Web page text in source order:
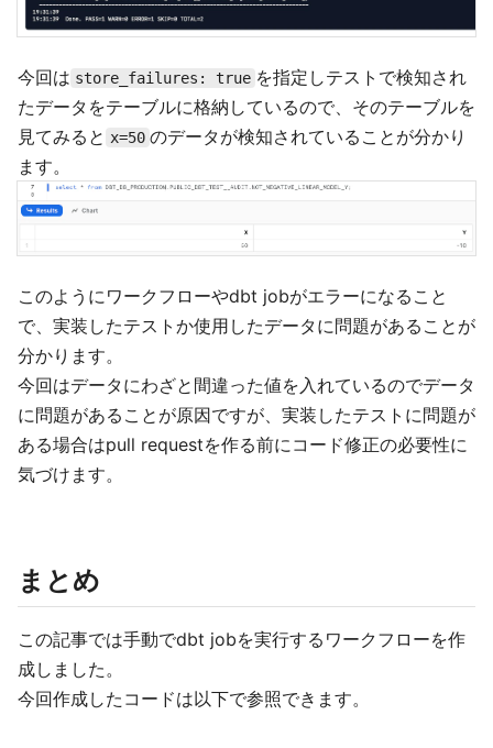
今回は store_failures: true を指定しテストで検知され
たデータをテーブルに格納しているので、そのテーブルを
見てみると x=50 のデータが検知されていることが分かり
ます。
このようにワークフローやdbt jobがエラーになること
で、実装したテストか使用したデータに問題があることが
分かります。
今回はデータにわざと間違った値を入れているのでデータ
に問題があることが原因ですが、実装したテストに問題が
ある場合はpull requestを作る前にコード修正の必要性に
気づけます。
まとめ
この記事では手動でdbt jobを実行するワークフローを作
成しました。
今回作成したコードは以下で参照できます。